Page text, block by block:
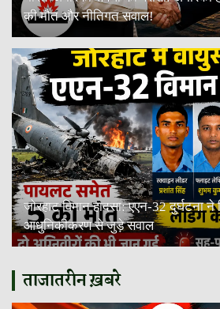
की मौत और नीतिगत सवाल!
जोरहाट विमान हादसा: एएन-32 दुर्घटना ने
आधुनिकीकरण से जुड़े सवाल
ताजातरीन ख़बरे